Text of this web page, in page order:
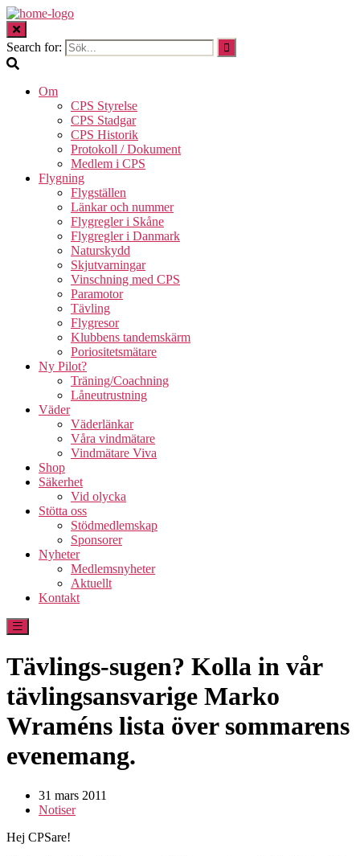
Search for:
Om
CPS Styrelse
CPS Stadgar
CPS Historik
Protokoll / Dokument
Medlem i CPS
Flygning
Flygställen
Länkar och nummer
Flygregler i Skåne
Flygregler i Danmark
Naturskydd
Skjutvarningar
Vinschning med CPS
Paramotor
Tävling
Flygresor
Klubbens tandemskärm
Poriositetsmätare
Ny Pilot?
Träning/Coachning
Låneutrustning
Väder
Väderlänkar
Våra vindmätare
Vindmätare Viva
Shop
Säkerhet
Vid olycka
Stötta oss
Stödmedlemskap
Sponsorer
Nyheter
Medlemsnyheter
Aktuellt
Kontakt
Tävlings-sugen? Kolla in vår
tävlingsansvarige Marko
Wraméns lista över sommarens
evenemang.
31 mars 2011
Notiser
Hej CPSare!